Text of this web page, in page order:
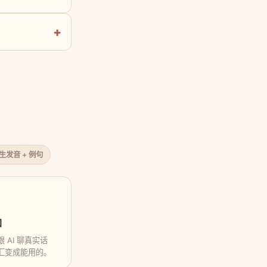
发音 + 例句
AI 聊真实话
成能用的。